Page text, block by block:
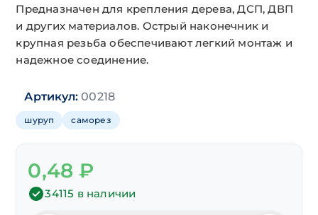
Предназначен для крепления дерева, ДСП, ДВП
и других материалов. Острый наконечник и
крупная резьба обеспечивают легкий монтаж и
надежное соединение.
Артикул: 00218
шуруп саморез
0,48₽
34115 в наличии